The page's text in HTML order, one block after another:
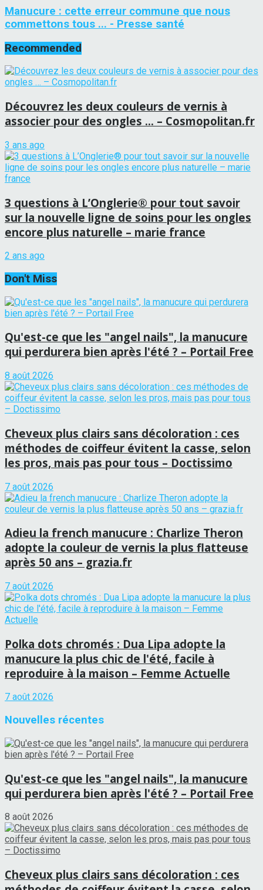
Manucure : cette erreur commune que nous
commettons tous ... - Presse santé
Recommended
Découvrez les deux couleurs de vernis à
associer pour des ongles … – Cosmopolitan.fr
3 ans ago
3 questions à L’Onglerie® pour tout savoir
sur la nouvelle ligne de soins pour les ongles
encore plus naturelle – marie france
2 ans ago
Don't Miss
Qu'est-ce que les "angel nails", la manucure
qui perdurera bien après l'été ? – Portail Free
8 août 2026
Cheveux plus clairs sans décoloration : ces
méthodes de coiffeur évitent la casse, selon
les pros, mais pas pour tous – Doctissimo
7 août 2026
Adieu la french manucure : Charlize Theron
adopte la couleur de vernis la plus flatteuse
après 50 ans – grazia.fr
7 août 2026
Polka dots chromés : Dua Lipa adopte la
manucure la plus chic de l'été, facile à
reproduire à la maison – Femme Actuelle
7 août 2026
Nouvelles récentes
Qu'est-ce que les "angel nails", la manucure
qui perdurera bien après l'été ? – Portail Free
8 août 2026
Cheveux plus clairs sans décoloration : ces